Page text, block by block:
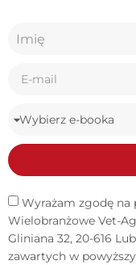
Wyrażam zgodę na
Wielobranżowe Vet-
Gliniana 32, 20-616
zawartych w